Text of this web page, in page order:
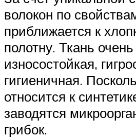
волокон по
приближается к
полотну. Ткань
износостойкая,
гигиеничная.
относится к
заводятся
грибок.